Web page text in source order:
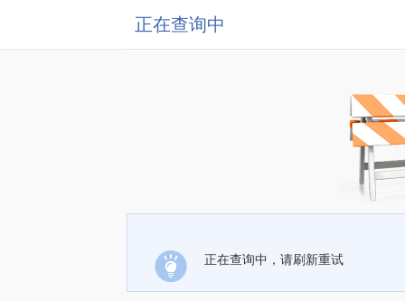
正在查询中
正在查询中，请刷新重试